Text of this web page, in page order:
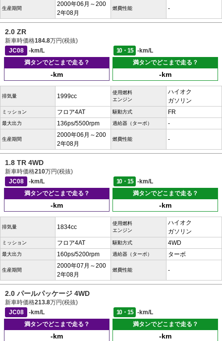
生産期間
2000年06月～200
2年08月
燃費性能 -
2.0 ZR
新車時価格184.8万円(税抜)
JC08
-km/L 10・15
-km/L
満タンでどこまで走る？
-km
満タンでどこまで走る？
-km
排気量 1999cc
使用燃料
エンジン
ハイオク
ガソリン
ミッション フロア4AT 駆動方式 FR
最大出力 136ps/5500rpm 過給器（ターボ） -
生産期間
2000年06月～200
2年08月
燃費性能 -
1.8 TR 4WD
新車時価格210万円(税抜)
JC08
-km/L 10・15
-km/L
満タンでどこまで走る？
-km
満タンでどこまで走る？
-km
排気量 1834cc
使用燃料
エンジン
ハイオク
ガソリン
ミッション フロア4AT 駆動方式 4WD
最大出力 160ps/5200rpm 過給器（ターボ） ターボ
生産期間
2000年07月～200
2年08月
燃費性能 -
2.0 パールパッケージ 4WD
新車時価格213.8万円(税抜)
JC08
-km/L 10・15
-km/L
満タンでどこまで走る？
-km
満タンでどこまで走る？
-km